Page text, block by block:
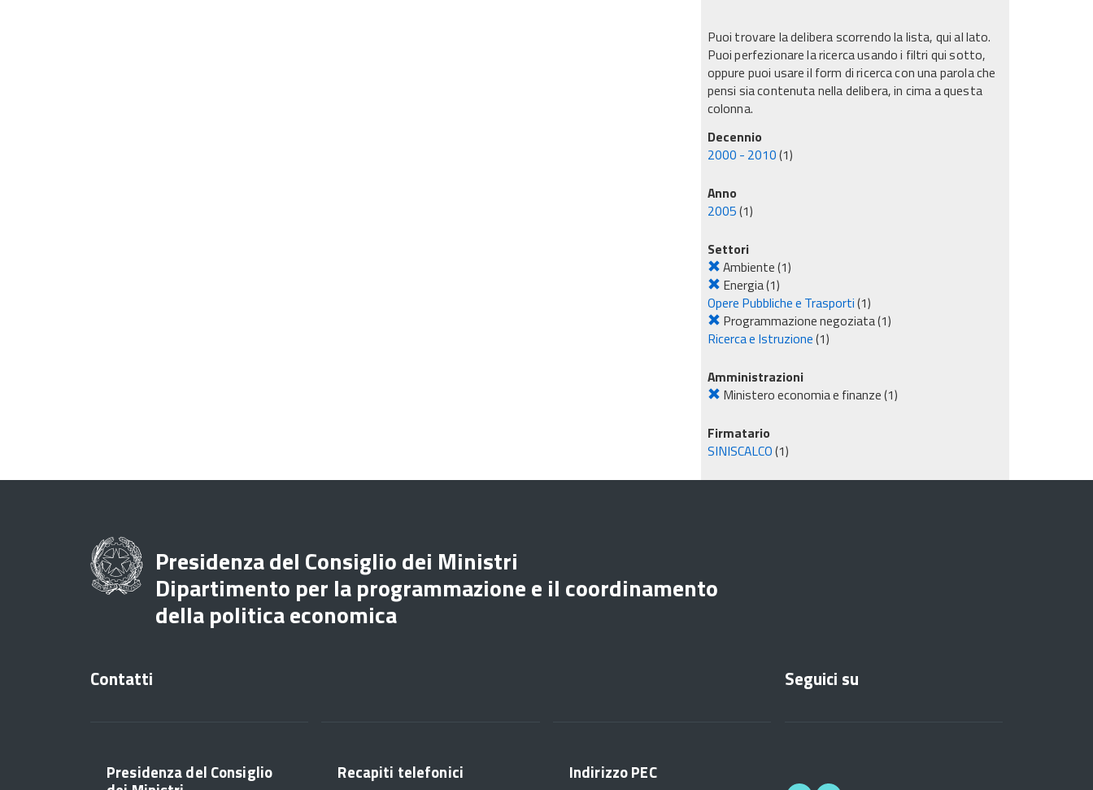
Puoi trovare la delibera scorrendo la lista, qui al lato.
Puoi perfezionare la ricerca usando i filtri qui sotto,
oppure puoi usare il form di ricerca con una parola che
pensi sia contenuta nella delibera, in cima a questa
colonna.
Decennio
2000 - 2010(1)
Anno
2005(1)
Settori
Ambiente(1)
Energia(1)
Opere Pubbliche e Trasporti(1)
Programmazione negoziata(1)
Ricerca e Istruzione(1)
Amministrazioni
Ministero economia e finanze(1)
Firmatario
SINISCALCO(1)
Presidenza del Consiglio dei Ministri
Dipartimento per la programmazione e il coordinamento
della politica economica
Contatti
Presidenza del Consiglio Recapiti telefonici Indirizzo PEC
Seguici su